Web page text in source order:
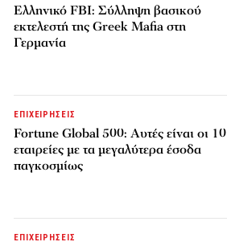
Ελληνικό FBI: Σύλληψη βασικού
εκτελεστή της Greek Mafia στη
Γερμανία
ΕΠΙΧΕΙΡΗΣΕΙΣ
Fortune Global 500: Αυτές είναι οι 10
εταιρείες με τα μεγαλύτερα έσοδα
παγκοσμίως
ΕΠΙΧΕΙΡΗΣΕΙΣ